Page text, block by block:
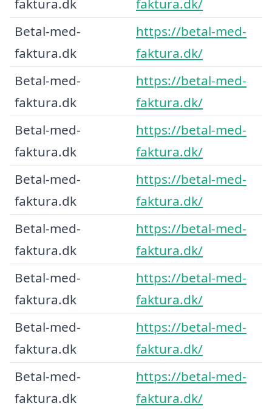
faktura.dk
faktura.dk/
Betal-med-
faktura.dk
https://betal-med-
faktura.dk/
Betal-med-
faktura.dk
https://betal-med-
faktura.dk/
Betal-med-
faktura.dk
https://betal-med-
faktura.dk/
Betal-med-
faktura.dk
https://betal-med-
faktura.dk/
Betal-med-
faktura.dk
https://betal-med-
faktura.dk/
Betal-med-
faktura.dk
https://betal-med-
faktura.dk/
Betal-med-
faktura.dk
https://betal-med-
faktura.dk/
Betal-med-
faktura.dk
https://betal-med-
faktura.dk/